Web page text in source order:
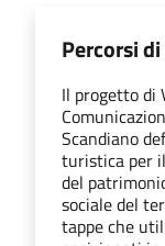
Percorsi
Il progetto di
Scandiano
turistica per
del
sociale del
tappe che